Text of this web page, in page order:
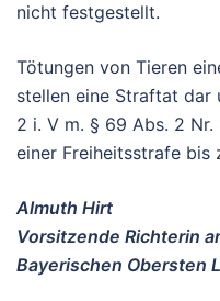
nicht festgestellt.
Tötungen von Tieren
stellen eine Straftat dar
2 i. V m. § 69 Abs. 2 Nr.
einer Freiheitsstrafe bis
Almuth Hirt
Vorsitzende Richterin
Bayerischen Obersten